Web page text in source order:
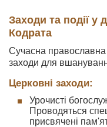
Заходи та події у
Кодрата
Сучасна православна
заходи для
Церковні заходи:
Урочисті
Проводяться
присвячені